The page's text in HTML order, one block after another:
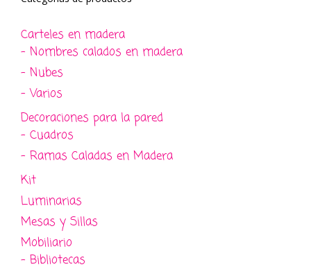
Carteles en madera
- Nombres calados en madera
- Nubes
- Varios
Decoraciones para la pared
- Cuadros
- Ramas Caladas en Madera
Kit
Luminarias
Mesas y Sillas
Mobiliario
- Bibliotecas